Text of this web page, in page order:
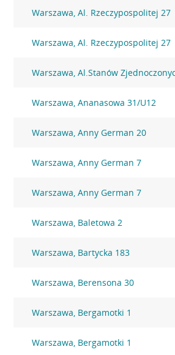
Warszawa, Al. Rzeczypospolitej 27
Warszawa, Al. Rzeczypospolitej 27
Warszawa, Al.Stanów
Warszawa, Ananasowa 31/U12
Warszawa, Anny German 20
Warszawa, Anny German 7
Warszawa, Anny German 7
Warszawa, Baletowa 2
Warszawa, Bartycka 183
Warszawa, Berensona 30
Warszawa, Bergamotki 1
Warszawa, Bergamotki 1